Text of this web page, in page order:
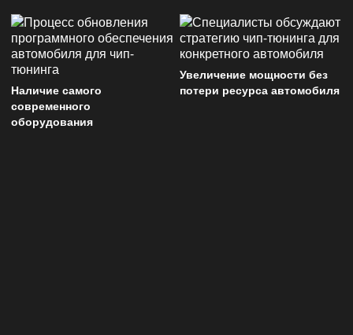
Наличие самого
современного
оборудования
Увеличение мощности без
потери ресурса автомобиля